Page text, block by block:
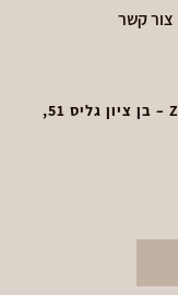
צור קשר
| ZEDKA SHOWROOM – בן ציון גליס 51,